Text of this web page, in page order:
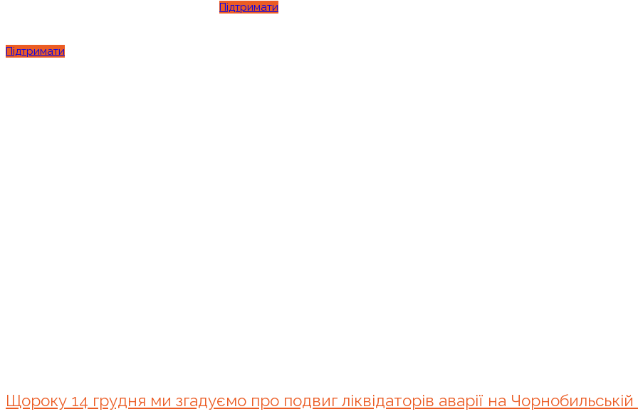
Підтримати
Підтримати
Щороку 14 грудня ми згадуємо про подвиг ліквідаторів аварії на